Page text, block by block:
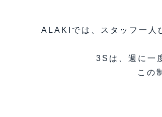
ALAKIでは、スタッフ一
3Sは、週に一
この